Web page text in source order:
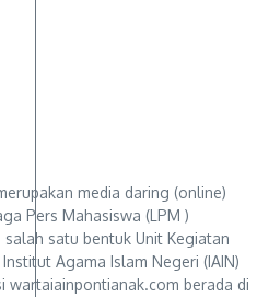
media daring (online)
Pers Mahasiswa (LPM )
satu bentuk Unit Kegiatan
Agama Islam Negeri (IAIN)
wartaiainpontianak.com berada di